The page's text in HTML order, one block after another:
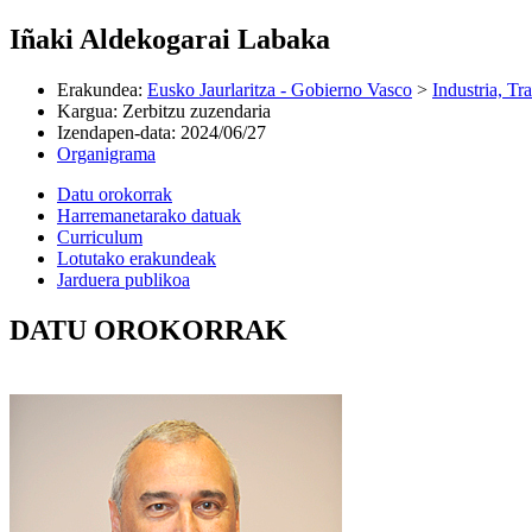
Iñaki Aldekogarai Labaka
Erakundea: Eusko Jaurlaritza - Gobierno Vasco > Industria,
Kargua: Zerbitzu zuzendaria
Izendapen-data: 2024/06/27
Organigrama
Datu orokorrak
Harremanetarako datuak
Curriculum
Lotutako erakundeak
Jarduera publikoa
DATU OROKORRAK